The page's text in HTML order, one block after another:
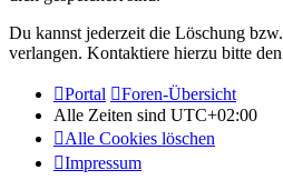
Du kannst jederzeit die Löschung
verlangen. Kontaktiere hierzu bitte
Portal
Foren-Übersicht
Alle Zeiten sind UTC+02:00
Alle Cookies löschen
Impressum